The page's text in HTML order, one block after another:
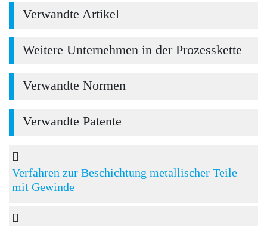
Verwandte Artikel
Weitere Unternehmen in der Prozesskette
Verwandte Normen
Verwandte Patente
Verfahren zur Beschichtung metallischer Teile
mit Gewinde